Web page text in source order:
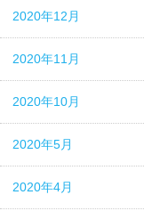
2020年12月
2020年11月
2020年10月
2020年5月
2020年4月